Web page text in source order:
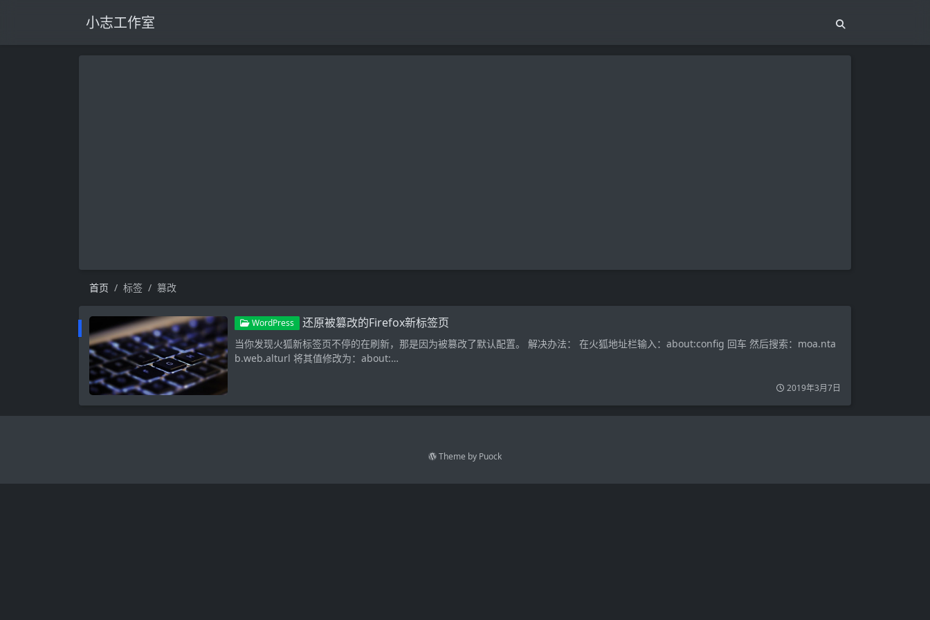
小志工作室
首页 标签 篡改
WordPress 还原被篡改的Firefox新标签页
当你发现火狐新标签页不停的在刷新，那是因为被篡改了默认配置。 解决办法： 在火狐地址栏输入：about:config 回车 然后搜索：moa.nta
b.web.alturl 将其值修改为：about:…
2019年3月7日
Theme by Puock